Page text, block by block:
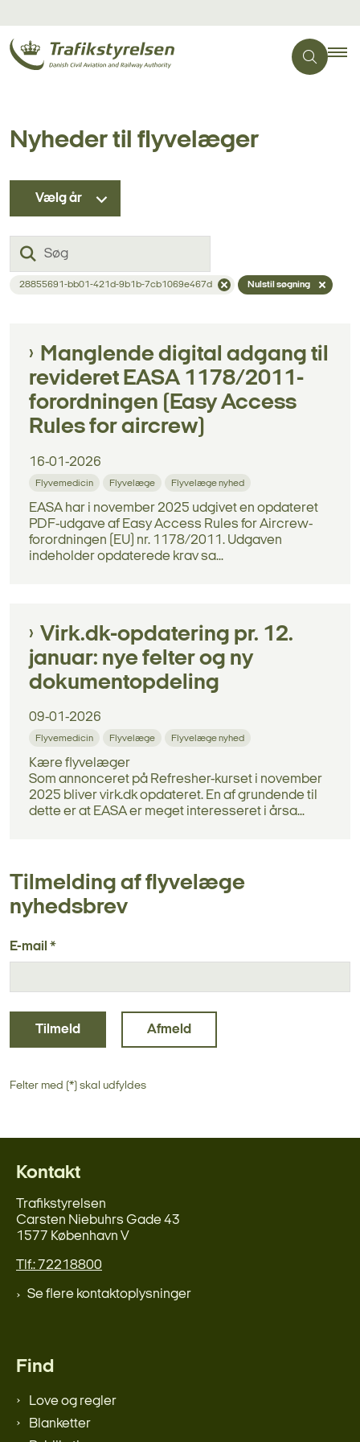
Nyheder til flyvelæger
28855691-bb01-421d-9b1b-7cb1069e467d Nulstil søgning
Vælg år
Manglende digital adgang til
revideret EASA 1178/2011-
forordningen (Easy Access
Rules for aircrew)
16-01-2026
Flyvemedicin Flyvelæge Flyvelæge nyhed
EASA har i november 2025 udgivet en opdateret
PDF-udgave af Easy Access Rules for Aircrew-
forordningen (EU) nr. 1178/2011. Udgaven
indeholder opdaterede krav sa...
Virk.dk-opdatering pr. 12.
januar: nye felter og ny
dokumentopdeling
09-01-2026
Flyvemedicin Flyvelæge Flyvelæge nyhed
Kære flyvelæger
Som annonceret på Refresher-kurset i november
2025 bliver virk.dk opdateret. En af grundende til
dette er at EASA er meget interesseret i årsa...
Tilmelding af flyvelæge
nyhedsbrev
E-mail *
Tilmeld Afmeld
Felter med (*) skal udfyldes
Kontakt
Trafikstyrelsen
Carsten Niebuhrs Gade 43
1577 København V
Tlf.: 72218800
Se flere kontaktoplysninger
Find
Love og regler
Blanketter